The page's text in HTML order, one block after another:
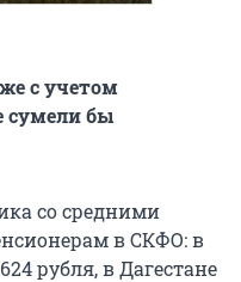
с учетом
сумели бы
со средними
в СКФО: в
рубля, в Дагестане